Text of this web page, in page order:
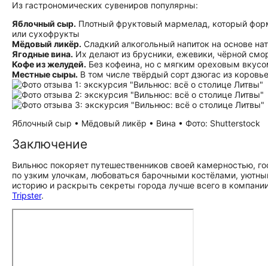
Из гастрономических сувениров популярны:
Яблочный сыр. Плотный фруктовый мармелад, который
или сухофрукты
Мёдовый ликёр. Сладкий алкогольный напиток на основе
Ягодные вина. Их делают из брусники, ежевики, чёрной
Кофе из желудей. Без кофеина, но с мягким ореховым
Местные сыры. В том числе твёрдый сорт дзюгас из
Яблочный сыр • Мёдовый ликёр • Вина • Фото: Shutterstock
Заключение
Вильнюс покоряет путешественников своей
по узким улочкам, любоваться барочными костёлами,
историю и раскрыть секреты города лучше всего в
Tripster.